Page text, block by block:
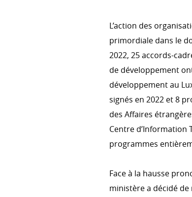
Environnement &
Genre
Droits humains
COHÉRENCE DES
Cohérence des
développement
L’action des
primordiale dans le
2022, 25 accords-
de développement
développement au
signés en 2022 et 8
des Affaires
Centre d’Information
programmes
Face à la hausse
ministère a décidé